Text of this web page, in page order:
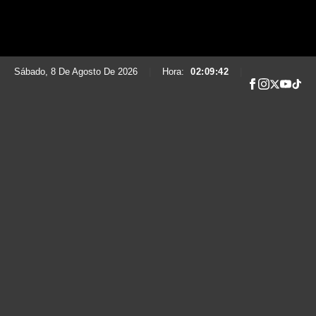
Sábado, 8 De Agosto De 2026 Hora: 02:09:43